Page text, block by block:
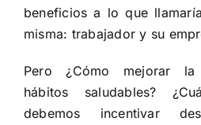
beneficios a lo que
misma: trabajador y su
Pero ¿Cómo mejorar
hábitos saludables?
debemos incentivar